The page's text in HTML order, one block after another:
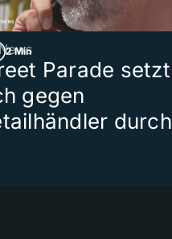
2 Min
Parade setzt
gegen
durch